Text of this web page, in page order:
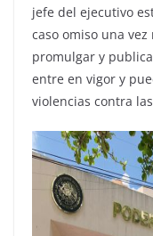
jefe del ejecutivo
caso omiso una
promulgar y
entre en vigor y
violencias contra